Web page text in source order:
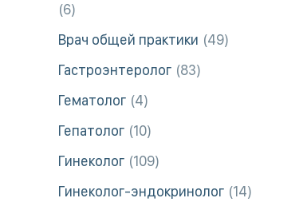
6
Врач общей практики
49
Гастроэнтеролог 83
Гематолог 4
Гепатолог 10
Гинеколог 109
Гинеколог-эндокринолог 14